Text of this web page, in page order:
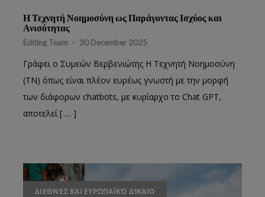
Η Τεχνητή Νοημοσύνη ως Παράγοντας Ισχύος και
Ανισότητας
Editing Team - 30 December 2025
Γράφει ο Συμεών Βερβενιώτης Η Τεχνητή Νοημοσύνη
(ΤΝ) όπως είναι πλέον ευρέως γνωστή με την μορφή
των διάφορων chatbots, με κυρίαρχο το Chat GPT,
αποτελεί [ … ]
ΔΙΕΘΝΈΣ ΚΑΙ ΕΥΡΩΠΑΪΚΌ ΔΊΚΑΙΟ